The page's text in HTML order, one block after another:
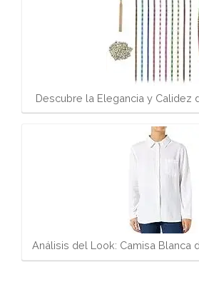
Descubre la Elegancia y Calidez
Análisis del Look: Camisa Blanca